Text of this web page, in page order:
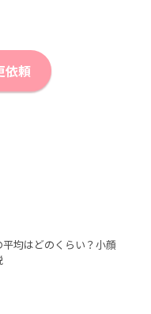
依頼
均はどのくらい？小顔